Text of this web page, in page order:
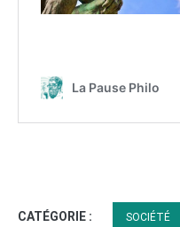
CATÉGORIE : SOCIÉTÉ